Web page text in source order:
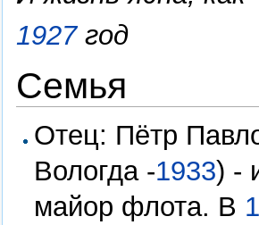
1927год
Семья
Отец: Пётр
Вологда -1933) -
майор флота. В